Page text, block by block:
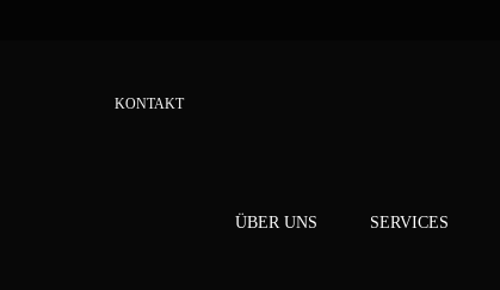
KONTAKT
ÜBER UNS SERVICES